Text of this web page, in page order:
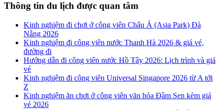
Thông tin du lịch được quan tâm
Kinh nghiệm đi chơi ở công viên Châu Á (Asia Park) Đà
Nẵng 2026
Kinh nghiệm đi công viên nước Thanh Hà 2026 & giá vé,
đường đi
Hướng dẫn đi công viên nước Hồ Tây 2026: Lịch trình và giá
vé
Kinh nghiệm đi công viên Universal Singapore 2026 từ A tới
Z
Kinh nghiệm ăn chơi ở công viên văn hóa Đầm Sen kèm giá
vé 2026